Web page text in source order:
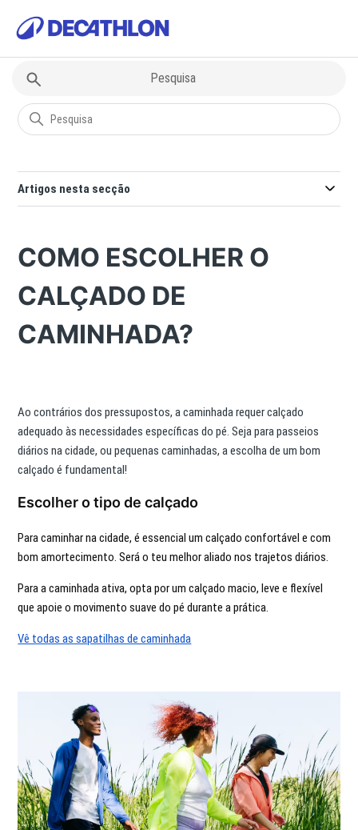
Decathlon Questões sobre Desportos
Artigos nesta secção
COMO ESCOLHER O
CALÇADO DE
CAMINHADA?
Ao contrários dos pressupostos, a caminhada requer calçado
adequado às necessidades específicas do pé. Seja para passeios
diários na cidade, ou pequenas caminhadas, a escolha de um bom
calçado é fundamental!
Escolher o tipo de calçado
Para caminhar na cidade, é essencial um calçado confortável e com
bom amortecimento. Será o teu melhor aliado nos trajetos diários.
Para a caminhada ativa, opta por um calçado macio, leve e flexível
que apoie o movimento suave do pé durante a prática.
Vê todas as sapatilhas de caminhada